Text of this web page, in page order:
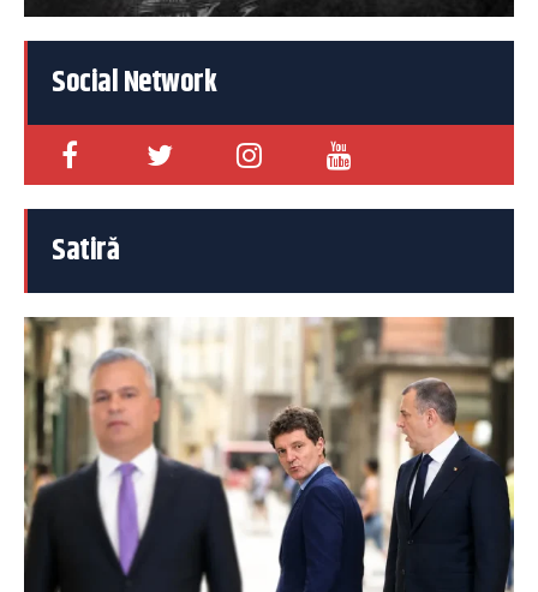
Social Network
Satiră